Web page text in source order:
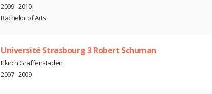
2009 - 2010
Bachelor of Arts
Université Strasbourg 3 Robert Schuman
Illkirch Graffenstaden
2007 - 2009